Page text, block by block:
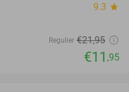
9.3 star
Regulier €21,95
€11 ,95